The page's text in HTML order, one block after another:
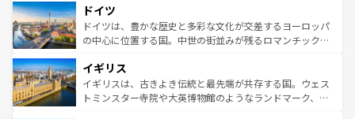
せる。地方によって風土や気候が異なるスペインはその個
性で訪れる人を魅了する。 なお、新着のスペイン情報は コ
ンテンツ一覧を参照してほしい。
で、幅広い魅力が詰まっている。華麗な宮殿、歴史的な大
聖堂、美しいビーチ、そして豊かな自然が、訪れる者を心
から魅了する。また、フランスは美食の国としても知ら
いる。シャンパンの発祥地であるランス、プロヴァンスの
香り高いラベンダー畑など、多彩な楽しみ方が可能だ。さ
らに、パリ以外の地域にも魅力が溢れており、どの街角に
ドイツ
ドイツは、豊かな歴史と多彩な文化が交差するヨーロッパ
の中心に位置する国。中世の街並みが残るロマンチック街
顔を持つこの国は、どこを歩いても飽きることがない。ベ
ルリンの文化的活気、バイエルン州のアルプスの絶景、そ
してライン川沿いのワイン畑といった風景は必見。ビール
イギリス
イギリスは、古きよき伝統と最先端が共存する国。ウェス
トミンスター寺院や大英博物館のようなランドマーク、歴